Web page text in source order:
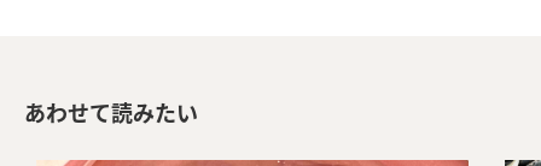
あわせて読みたい